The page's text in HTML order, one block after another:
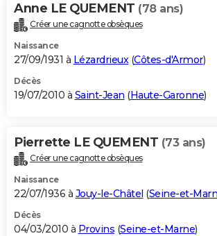
Anne LE QUEMENT (78 ans)
Créer une cagnotte obsèques
Naissance
27/09/1931 à Lézardrieux(Côtes-d'Armor)
Décès
19/07/2010 à Saint-Jean (Haute-Garonne)
Pierrette LE QUEMENT (73 ans)
Créer une cagnotte obsèques
Naissance
22/07/1936 à Jouy-le-Châtel (Seine-et-
Décès
04/03/2010 à Provins (Seine-et-Marne)